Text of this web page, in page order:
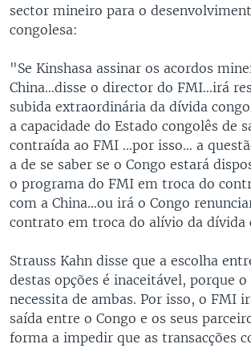
sector mineiro para o
congolesa:
"Se Kinshasa assinar os acordos
China…disse o director do FMI…irá
subida extraordinária da dívida
a capacidade do Estado congolês de
contraída ao FMI …por isso… a
a de se saber se o Congo estará
o programa do FMI em troca do
com a China…ou irá o Congo
contrato em troca do alívio da dívida
Strauss Kahn disse que a escolha
destas opções é inaceitável, porque o
necessita de ambas. Por isso, o FMI
saída entre o Congo e os seus
forma a impedir que as transacções